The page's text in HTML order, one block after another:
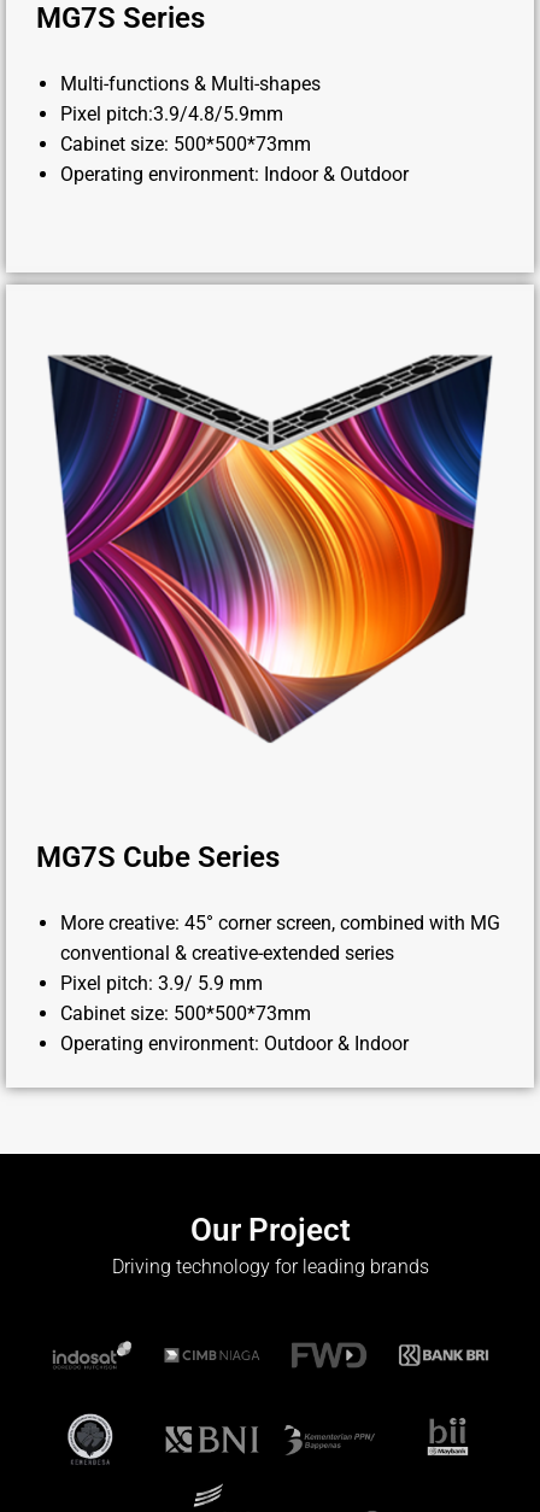
MG7S Series
Multi-functions & Multi-shapes
Pixel pitch:3.9/4.8/5.9mm
Cabinet size: 500*500*73mm
Operating environment: Indoor & Outdoor
MG7S Cube Series
More creative: 45° corner screen, combined with MG
conventional & creative-extended series
Pixel pitch: 3.9/ 5.9 mm
Cabinet size: 500*500*73mm
Operating environment: Outdoor & Indoor
Our Project
Driving technology for leading brands